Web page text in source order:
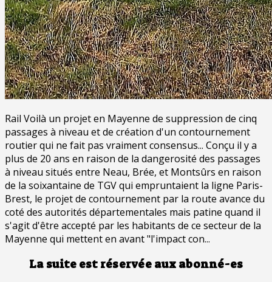
Rail Voilà un projet en Mayenne de suppression de cinq
passages à niveau et de création d'un contournement
routier qui ne fait pas vraiment consensus... Conçu il y a
plus de 20 ans en raison de la dangerosité des passages
à niveau situés entre Neau, Brée, et Montsûrs en raison
de la soixantaine de TGV qui empruntaient la ligne Paris-
Brest, le projet de contournement par la route avance du
coté des autorités départementales mais patine quand il
s'agit d'être accepté par les habitants de ce secteur de la
Mayenne qui mettent en avant "l'impact con...
La suite est réservée aux abonné-es